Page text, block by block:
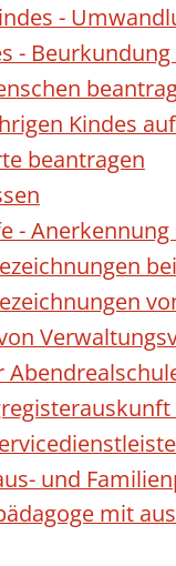
-
-
Kindes
beantragen
-
und
mit